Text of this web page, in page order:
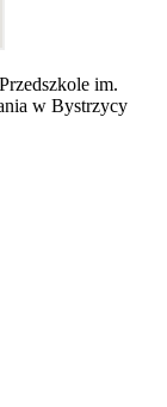
im.
w Bystrzycy